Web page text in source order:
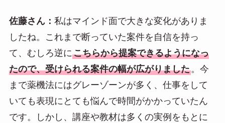
佐藤さん： 私はマインド面で大きな変化がありま
したね。これまで断っていた案件を自信を持っ
て、むしろ逆にこちらから提案できるようになっ
たので、受けられる案件の幅が広がりました。今
まで薬機法にはグレーゾーンが多く、仕事をして
いても表現にとても悩んで時間がかかっていたん
です。しかし、講座や教材は多くの実例をもとに